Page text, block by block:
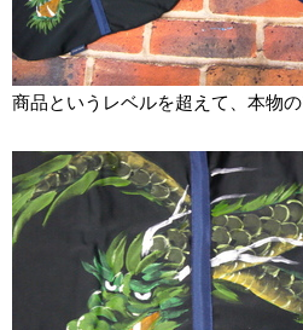
商品というレベルを超えて、本物の